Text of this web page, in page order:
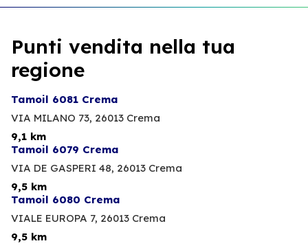
Punti vendita nella tua
regione
Tamoil 6081 Crema
VIA MILANO 73, 26013 Crema
9,1 km
Tamoil 6079 Crema
VIA DE GASPERI 48, 26013 Crema
9,5 km
Tamoil 6080 Crema
VIALE EUROPA 7, 26013 Crema
9,5 km